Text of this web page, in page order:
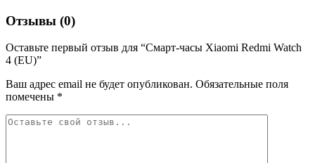
Отзывы (0)
Оставьте первый отзыв для “Смарт-часы Xiaomi Redmi Watch
4 (EU)”
Ваш адрес email не будет опубликован. Обязательные поля
помечены *